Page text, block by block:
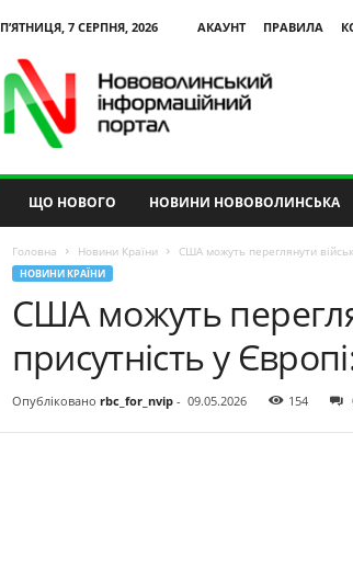
П’ЯТНИЦЯ, 7 СЕРПНЯ, 2026 АКАУНТ ПРАВИЛА
ЩО НОВОГО НОВИНИ НОВОВОЛИНСЬКА
Головна Новини Країни США можуть переглянути
НОВИНИ КРАЇНИ
США можуть
присутність у
Опубліковано rbc_for_nvip- 09.05.2026 154